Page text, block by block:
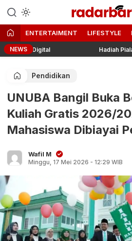
radarbaru.com
Informasi Berita
Terkini Hari Ini
ENTERTAIMENT LIFESTYLE
NEWS Hadiah Piala
Pendidikan
UNUBA Bangil Buka
Kuliah Gratis 2026/
Mahasiswa Dibiayai
Wafil M
Minggu, 17 Mei 2026 - 12:29 WIB